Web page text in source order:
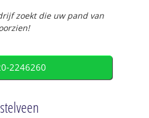
zoekt die uw pand van
2246260